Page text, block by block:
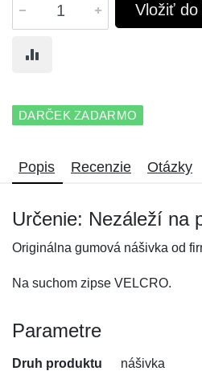
Vložiť
DARČEK ZADARMO
Popis Recenzie Otázky
Určenie: Nezáleží na
Originálna gumová nášivka od
Na suchom zipse VELCRO.
Parametre
Druh produktu nášivka